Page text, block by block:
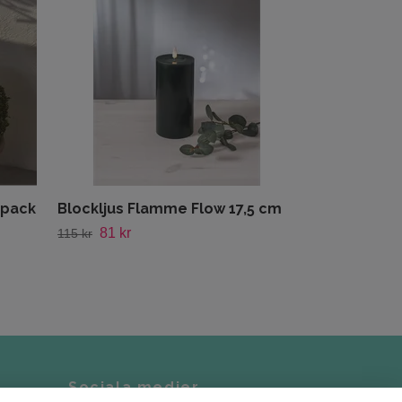
Blockljus Flamme Flow 17,5 cm
115 kr 81 kr
Sociala medier